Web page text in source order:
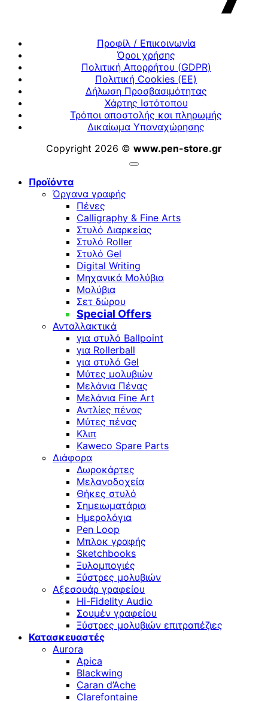
Προφίλ / Επικοινωνία
Όροι χρήσης
Πολιτική Απορρήτου (GDPR)
Πολιτική Cookies (ΕΕ)
Δήλωση Προσβασιμότητας
Χάρτης Ιστότοπου
Τρόποι αποστολής και πληρωμής
Δικαίωμα Υπαναχώρησης
Copyright 2026 © www.pen-store.gr
Προϊόντα
Όργανα γραφής
Πένες
Calligraphy & Fine Arts
Στυλό Διαρκείας
Στυλό Roller
Στυλό Gel
Digital Writing
Μηχανικά Μολύβια
Μολύβια
Σετ δώρου
Special Offers
Ανταλλακτικά
για στυλό Ballpoint
για Rollerball
για στυλό Gel
Μύτες μολυβιών
Μελάνια Πένας
Μελάνια Fine Art
Αντλίες πένας
Μύτες πένας
Κλιπ
Kaweco Spare Parts
Διάφορα
Δωροκάρτες
Μελανοδοχεία
Θήκες στυλό
Σημειωματάρια
Ημερολόγια
Pen Loop
Μπλοκ γραφής
Sketchbooks
Ξυλομπογιές
Ξύστρες μολυβιών
Αξεσουάρ γραφείου
Hi-Fidelity Audio
Σουμέν γραφείου
Ξύστρες μολυβιών επιτραπέζιες
Κατασκευαστές
Aurora
Apica
Blackwing
Caran d’Ache
Clarefontaine